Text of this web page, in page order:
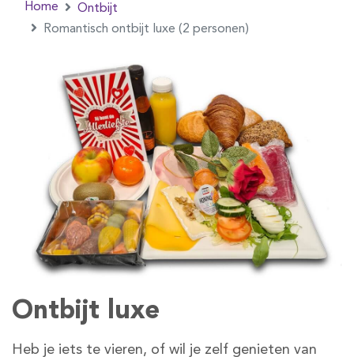
Home
Ontbijt
Romantisch ontbijt luxe (2 personen)
Ontbijt luxe
Heb je iets te vieren, of wil je zelf genieten van